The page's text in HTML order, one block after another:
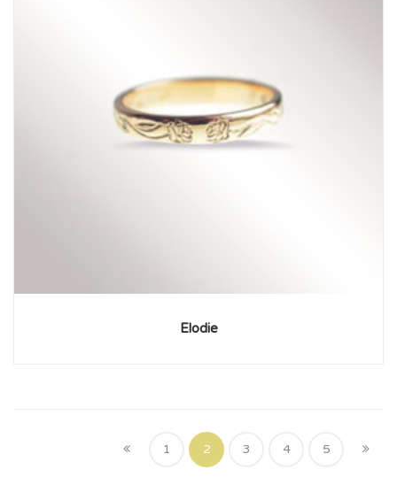
Elodie
1 2 3 4 5